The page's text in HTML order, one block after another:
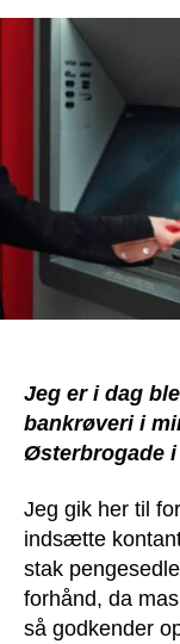
Jeg er i dag
bankrøveri i
Østerbrogade i
Jeg gik her til
indsætte
stak
forhånd, da
så godkender